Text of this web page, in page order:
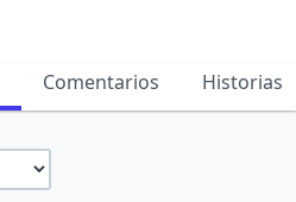
Comentarios Historias